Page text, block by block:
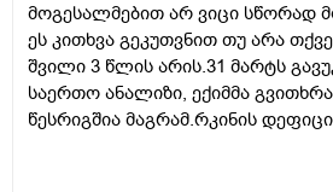
მოგესალმებით არ ვიცი სწორად
ეს კითხვა გეკუთვნით თუ არა
შვილი 3 წლის არის.31 მარტს
საერთო ანალიზი, ექიმმა
წესრიგშია მაგრამ.რკინის
გამოგვიშვა.ბავშვმა